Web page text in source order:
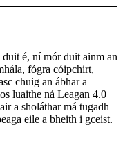
é, ní mór duit ainm an
fógra cóipchirt,
chuig an ábhar a
luaithe ná Leagan 4.0
a sholáthar má tugadh
eile a bheith i gceist.